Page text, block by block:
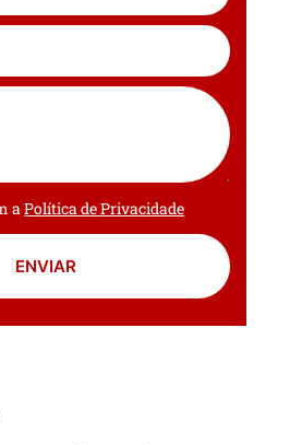
aPolítica de Privacidade
ENVIAR